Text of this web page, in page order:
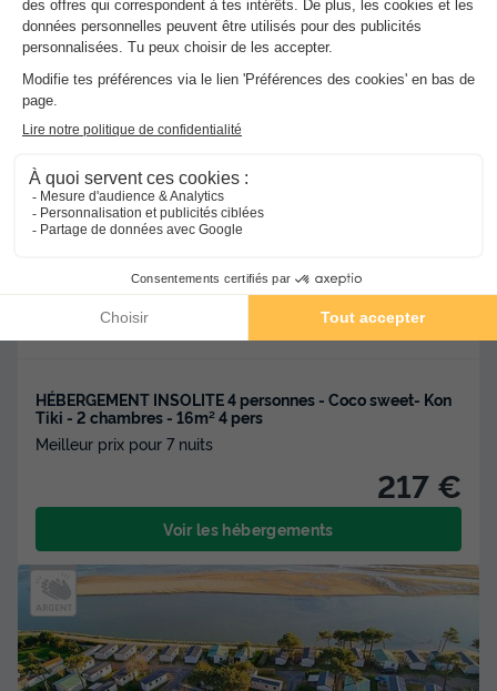
Camping Mahana by La Pège
Saint Hilaire De Riez -Voir sur la carte
261 avis
8.7
Wifi payant Bord de mer
HÉBERGEMENT INSOLITE 4 personnes - Coco sweet- Kon
Tiki - 2 chambres - 16m² 4 pers
Meilleur prix pour 7 nuits
217 €
Voir les hébergements